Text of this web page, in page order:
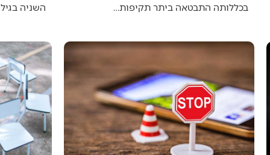
בכללותה התבטאה ביתר תקיפות…
השניה בגיל 96. אליזבת׳ הייתה…